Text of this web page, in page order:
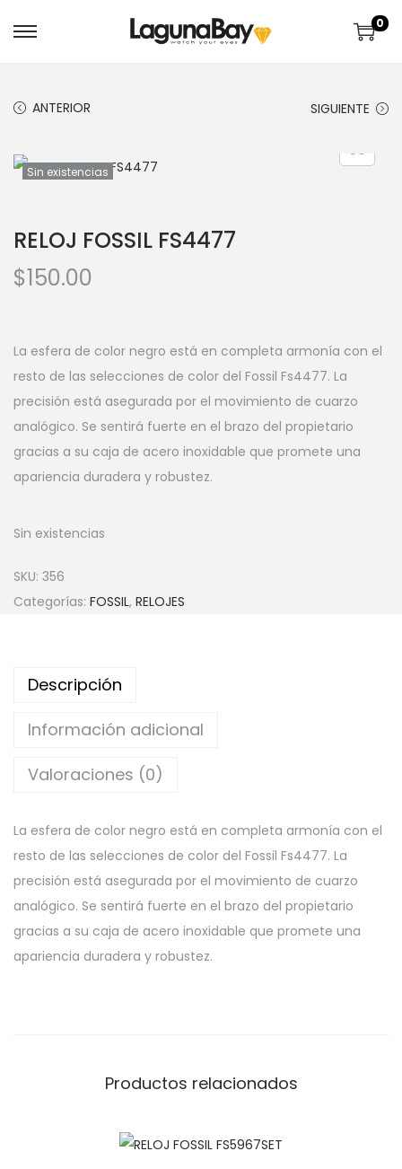
0
ANTERIOR SIGUIENTE
Sin existencias
RELOJ FOSSIL FS4477
$150.00
La esfera de color negro está en completa armonía con el
resto de las selecciones de color del Fossil Fs4477. La
precisión está asegurada por el movimiento de cuarzo
analógico. Se sentirá fuerte en el brazo del propietario
gracias a su caja de acero inoxidable que promete una
apariencia duradera y robustez.
Sin existencias
SKU: 356
Categorías: FOSSIL, RELOJES
Descripción
Información adicional
Valoraciones (0)
La esfera de color negro está en completa armonía con el
resto de las selecciones de color del Fossil Fs4477. La
precisión está asegurada por el movimiento de cuarzo
analógico. Se sentirá fuerte en el brazo del propietario
gracias a su caja de acero inoxidable que promete una
apariencia duradera y robustez.
Productos relacionados